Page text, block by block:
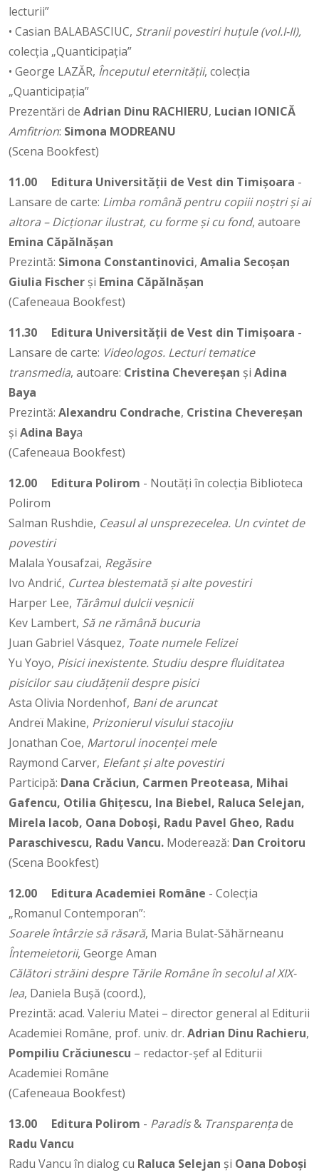
lecturii”
• Casian BALABASCIUC, Stranii povestiri huțule (vol.I-II),
colecția „Quanticipația”
• George LAZĂR, Începutul eternității, colecția
„Quanticipația”
Prezentări de Adrian Dinu RACHIERU, Lucian IONICĂ
Amfitrion: Simona MODREANU
(Scena Bookfest)
11.00
Editura Universității de Vest din Timișoara -
Lansare de carte: Limba română pentru copiii noștri și ai
altora – Dicționar ilustrat, cu forme și cu fond, autoare
Emina Căpălnășan
Prezintă: Simona Constantinovici, Amalia Secoşan
Giulia Fischer și Emina Căpălnășan
(Cafeneaua Bookfest)
11.30
Editura Universității de Vest din Timișoara -
Lansare de carte: Videologos. Lecturi tematice
transmedia, autoare: Cristina Chevereșan și Adina
Baya
Prezintă: Alexandru Condrache, Cristina Chevereșan
și Adina Baya
(Cafeneaua Bookfest)
12.00
Editura Polirom - Noutăți în colecția Biblioteca
Polirom
Salman Rushdie, Ceasul al unsprezecelea. Un cvintet de
povestiri
Malala Yousafzai, Regăsire
Ivo Andrić, Curtea blestemată şi alte povestiri
Harper Lee, Tărâmul dulcii veşnicii
Kev Lambert, Să ne rămână bucuria
Juan Gabriel Vásquez, Toate numele Felizei
Yu Yoyo, Pisici inexistente. Studiu despre fluiditatea
pisicilor sau ciudățenii despre pisici
Asta Olivia Nordenhof, Bani de aruncat
Andreï Makine, Prizonierul visului stacojiu
Jonathan Coe, Martorul inocenţei mele
Raymond Carver, Elefant şi alte povestiri
Participă: Dana Crăciun, Carmen Preoteasa, Mihai
Gafencu, Otilia Ghițescu, Ina Biebel, Raluca Selejan,
Mirela Iacob, Oana Doboși, Radu Pavel Gheo, Radu
Paraschivescu, Radu Vancu. Moderează: Dan Croitoru
(Scena Bookfest)
12.00
Editura Academiei Române - Colecția
„Romanul Contemporan”:
Soarele întârzie să răsară, Maria Bulat-Săhărneanu
Întemeietorii, George Aman
Călători străini despre Tările Române în secolul al XIX-
lea, Daniela Bușă (coord.),
Prezintă: acad. Valeriu Matei – director general al Editurii
Academiei Române, prof. univ. dr. Adrian Dinu Rachieru,
Pompiliu Crăciunescu – redactor-șef al Editurii
Academiei Române
(Cafeneaua Bookfest)
13.00
Editura Polirom - Paradis& Transparențade
Radu Vancu
Radu Vancu în dialog cu Raluca Selejan și Oana Doboși